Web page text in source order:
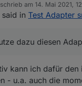
Wenn du den
Funktioniert zu meiner
schrieb am 14. Mai 2021,
zuletzt editiert von
said in Test Adapter
dazu diesen
kann ich dafür
- u.a. auch die